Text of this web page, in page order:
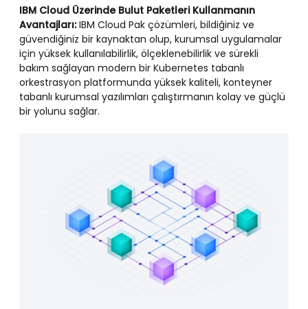
IBM Cloud Üzerinde Bulut Paketleri Kullanmanın
Avantajları:IBM Cloud Pak çözümleri, bildiğiniz ve
güvendiğiniz bir kaynaktan olup, kurumsal uygulamalar
için yüksek kullanılabilirlik, ölçeklenebilirlik ve sürekli
bakım sağlayan modern bir Kubernetes tabanlı
orkestrasyon platformunda yüksek kaliteli, konteyner
tabanlı kurumsal yazılımları çalıştırmanın kolay ve güçlü
bir yolunu sağlar.